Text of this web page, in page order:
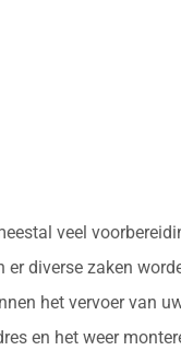
veel
diverse zaken
het vervoer van
en het weer